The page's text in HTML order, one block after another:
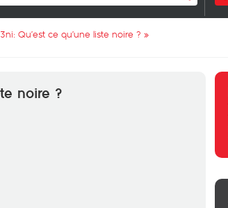
Qu’est ce qu’une liste noire ? »
noire ?